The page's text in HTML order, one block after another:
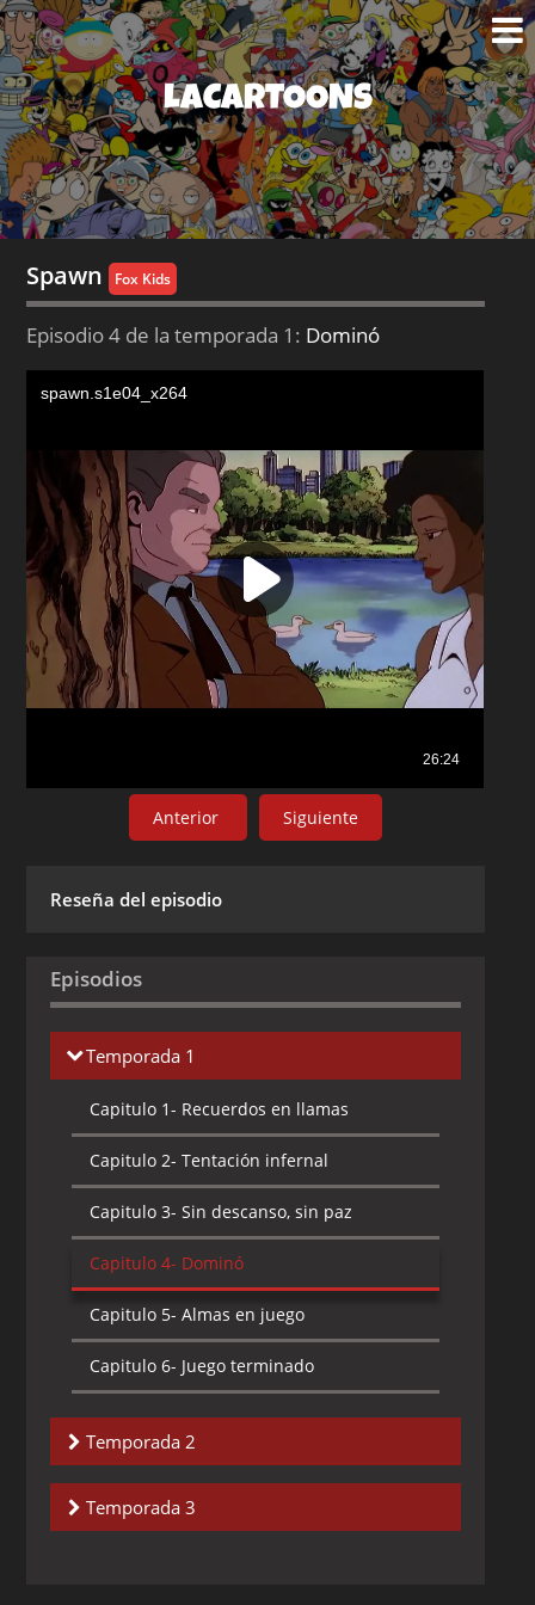
LACARTOONS
Spawn Fox Kids
Episodio 4 de la temporada 1: Dominó
Anterior Siguiente
Reseña del episodio
Episodios
Temporada 1
Capitulo 1- Recuerdos en llamas
Capitulo 2- Tentación infernal
Capitulo 3- Sin descanso, sin paz
Capitulo 4- Dominó
Capitulo 5- Almas en juego
Capitulo 6- Juego terminado
Temporada 2
Capitulo 7-
Temporada 3